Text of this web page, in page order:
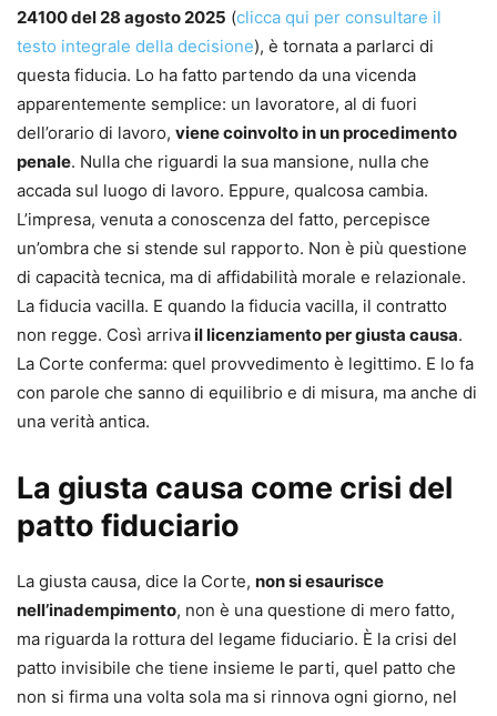
24100 del 28 agosto 2025 (clicca qui per consultare il
testo integrale della decisione), è tornata a parlarci di
questa fiducia. Lo ha fatto partendo da una vicenda
apparentemente semplice: un lavoratore, al di fuori
dell’orario di lavoro, viene coinvolto in un procedimento
penale. Nulla che riguardi la sua mansione, nulla che
accada sul luogo di lavoro. Eppure, qualcosa cambia.
L’impresa, venuta a conoscenza del fatto, percepisce
un’ombra che si stende sul rapporto. Non è più questione
di capacità tecnica, ma di affidabilità morale e relazionale.
La fiducia vacilla. E quando la fiducia vacilla, il contratto
non regge. Così arrivail licenziamento per giusta causa.
La Corte conferma: quel provvedimento è legittimo. E lo fa
con parole che sanno di equilibrio e di misura, ma anche di
una verità antica.
La giusta causa come crisi del
patto fiduciario
La giusta causa, dice la Corte, non si esaurisce
nell’inadempimento, non è una questione di mero fatto,
ma riguarda la rottura del legame fiduciario. È la crisi del
patto invisibile che tiene insieme le parti, quel patto che
non si firma una volta sola ma si rinnova ogni giorno, nel